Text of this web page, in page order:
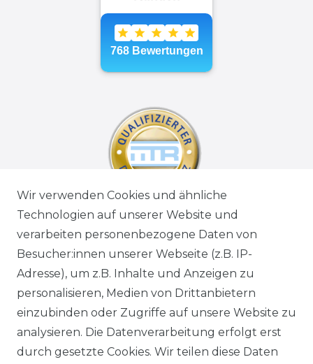
Wir verwenden Cookies und ähnliche
Technologien auf unserer Website und
verarbeiten personenbezogene Daten von
Besucher:innen unserer Webseite (z.B. IP-
Adresse), um z.B. Inhalte und Anzeigen zu
personalisieren, Medien von Drittanbietern
einzubinden oder Zugriffe auf unsere Website zu
analysieren. Die Datenverarbeitung erfolgt erst
durch gesetzte Cookies. Wir teilen diese Daten